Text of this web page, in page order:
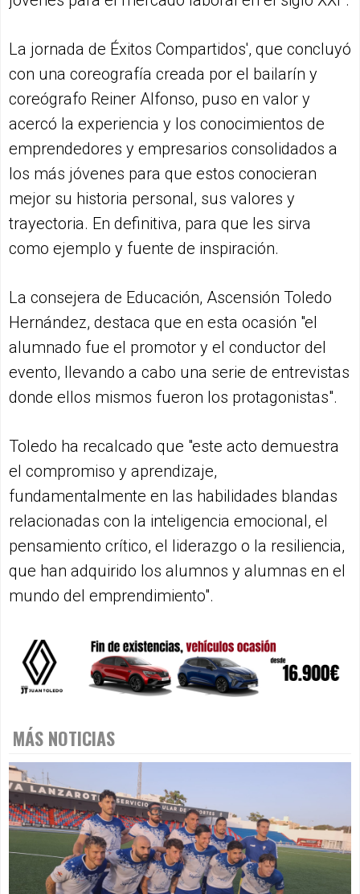
La jornada de Éxitos Compartidos', que concluyó
con una coreografía creada por el bailarín y
coreógrafo Reiner Alfonso, puso en valor y
acercó la experiencia y los conocimientos de
emprendedores y empresarios consolidados a
los más jóvenes para que estos conocieran
mejor su historia personal, sus valores y
trayectoria. En definitiva, para que les sirva
como ejemplo y fuente de inspiración.
La consejera de Educación, Ascensión Toledo
Hernández, destaca que en esta ocasión "el
alumnado fue el promotor y el conductor del
evento, llevando a cabo una serie de entrevistas
donde ellos mismos fueron los protagonistas".
Toledo ha recalcado que "este acto demuestra
el compromiso y aprendizaje,
fundamentalmente en las habilidades blandas
relacionadas con la inteligencia emocional, el
pensamiento crítico, el liderazgo o la resiliencia,
que han adquirido los alumnos y alumnas en el
mundo del emprendimiento".
MÁS NOTICIAS